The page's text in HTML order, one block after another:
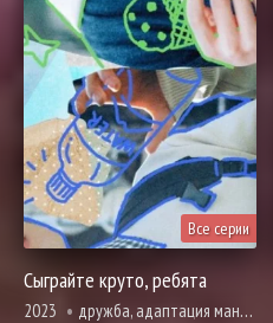
Все серии
Сыграйте круто, ребята
2023 дружба, адаптация манги, комедия, повседневность, про школу и школьников